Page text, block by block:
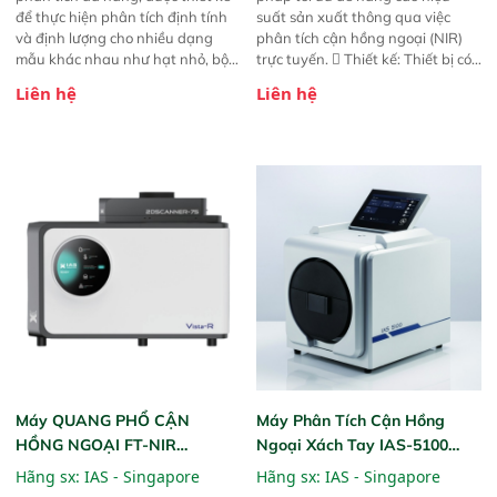
để thực hiện phân tích định tính
và định lượng cho nhiều dạng
mẫu khác nhau như hạt nhỏ, bột,
này cho phép bất kỳ ai cũng có
thức ăn chăn nuôi, nguyên liệu
thực phẩm, nông sản,..
Liên hệ
suất sản xuất thông qua việc
phân tích cận hồng ngoại (NIR)
trực tuyến.  Thiết kế: Thiết bị có
hỗ trợ tản nhiệt tăng cường và đã
năng theo dõi thông số theo thời
gian thực và trực quan hóa dữ
liệu để tăng chỉ số ROI cho doanh
Liên hệ
Máy QUANG PHỔ CẬN
HỒNG NGOẠI FT-NIR
Analyzer Vista-R
Hãng sx: IAS - Singapore
Máy Phân Tích Cận Hồng
Ngoại Xách Tay IAS-5100
(Portable NIR Analyzer)
Hãng sx: IAS - Singapore